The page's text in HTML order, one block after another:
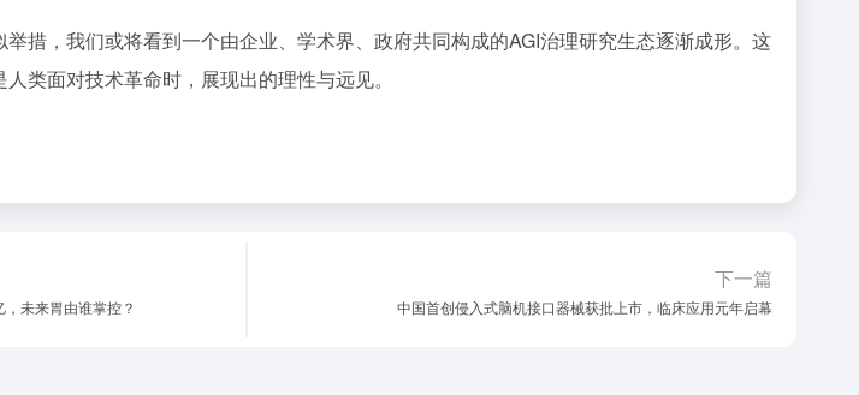
措，我们或将看到一个由企业、学术界、政府共同构成的AGI治理研究生态逐渐成形。这
类面对技术革命时，展现出的理性与远见。
未来胃由谁掌控？
下一篇
中国首创侵入式脑机接口器械获批上市，临床应用元年启幕